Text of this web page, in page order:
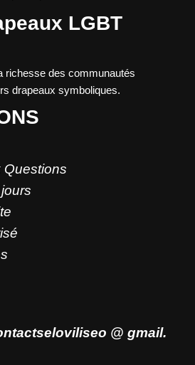
LGBT
richesse des communautés
drapeaux symboliques.
Questions
@ gmail.